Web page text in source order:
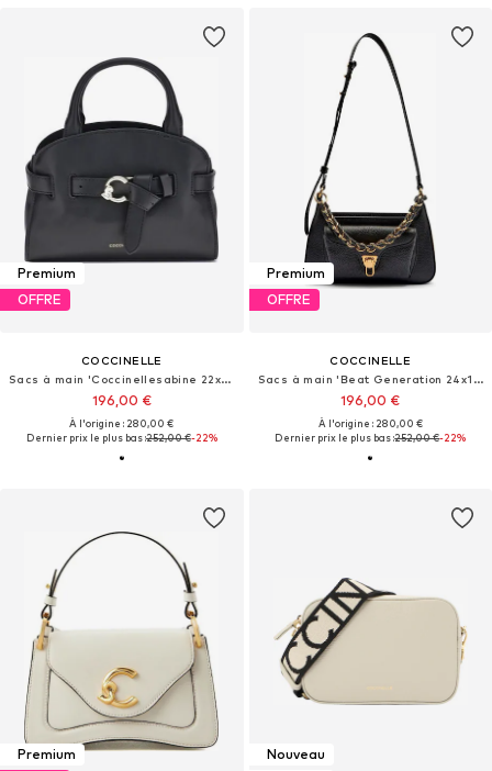
Premium
OFFRE
COCCINELLE
Sacs à main 'Coccinellesabine 22x16x8 cm'
196,00 €
À l'origine : 280,00 €
Dernier prix le plus bas :252,00 €-22%
Premium
OFFRE
COCCINELLE
Sacs à main 'Beat Generation 24x13x5 cm'
196,00 €
À l'origine : 280,00 €
Dernier prix le plus bas :252,00 €-22%
Premium
Nouveau